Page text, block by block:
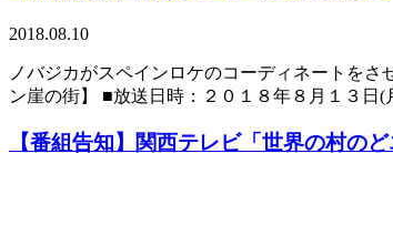
2018.08.10
ノバジカがスペインロケのコーディネートを
ン崖の街】 ■放送日時：２０１８年８月１３日
【番組告知】関西テレビ「世界の村のど